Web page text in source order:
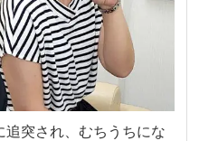
突され、むちうちにな